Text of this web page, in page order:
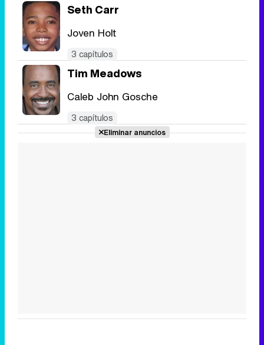
Seth Carr
Joven Holt
3 capítulos
Tim Meadows
Caleb John Gosche
3 capítulos
Eliminar anuncios